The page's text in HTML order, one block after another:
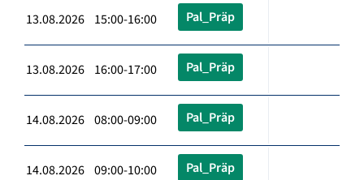
13.08.2026 15:00-16:00 Pal_Präp
13.08.2026 16:00-17:00 Pal_Präp
14.08.2026 08:00-09:00 Pal_Präp
14.08.2026 09:00-10:00 Pal_Präp